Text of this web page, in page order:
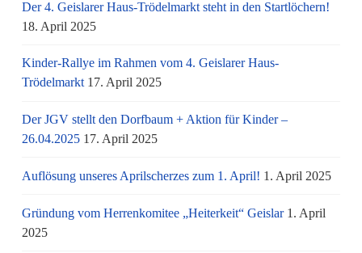
Der 4. Geislarer Haus-Trödelmarkt steht in den Startlöchern!
18. April 2025
Kinder-Rallye im Rahmen vom 4. Geislarer Haus-
Trödelmarkt 17. April 2025
Der JGV stellt den Dorfbaum + Aktion für Kinder –
26.04.2025 17. April 2025
Auflösung unseres Aprilscherzes zum 1. April! 1. April 2025
Gründung vom Herrenkomitee „Heiterkeit“ Geislar 1. April
2025